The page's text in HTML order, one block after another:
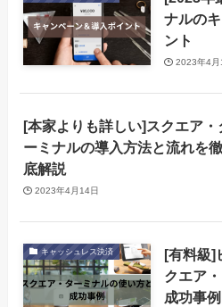
ナルの
ント
2023年4月
[本家よりも詳しい]スクエア・
ーミナルの導入方法と流れを徹
底解説
2023年4月14日
キャッシュレス決済
[有料級]
クエア
成功事例